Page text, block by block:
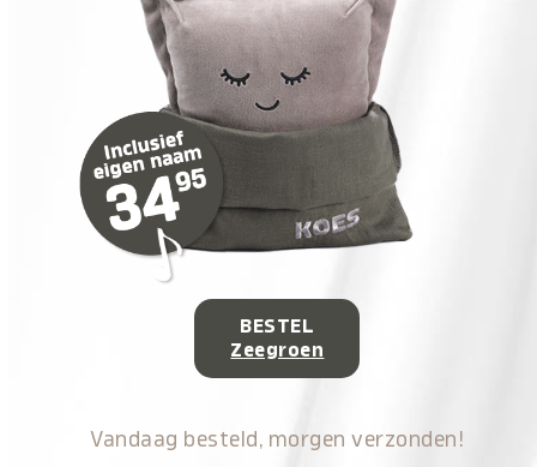
BESTEL
Zeegroen
Vandaag besteld, morgen verzonden!